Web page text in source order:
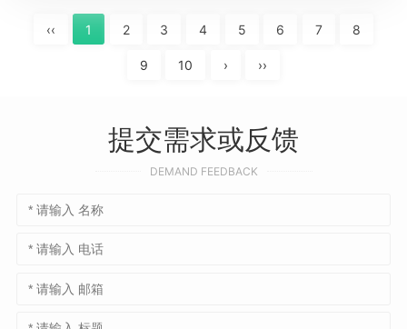
‹‹ 1 2 3 4 5 6 7 8
9 10 › ››
提交需求或反馈
DEMAND FEEDBACK